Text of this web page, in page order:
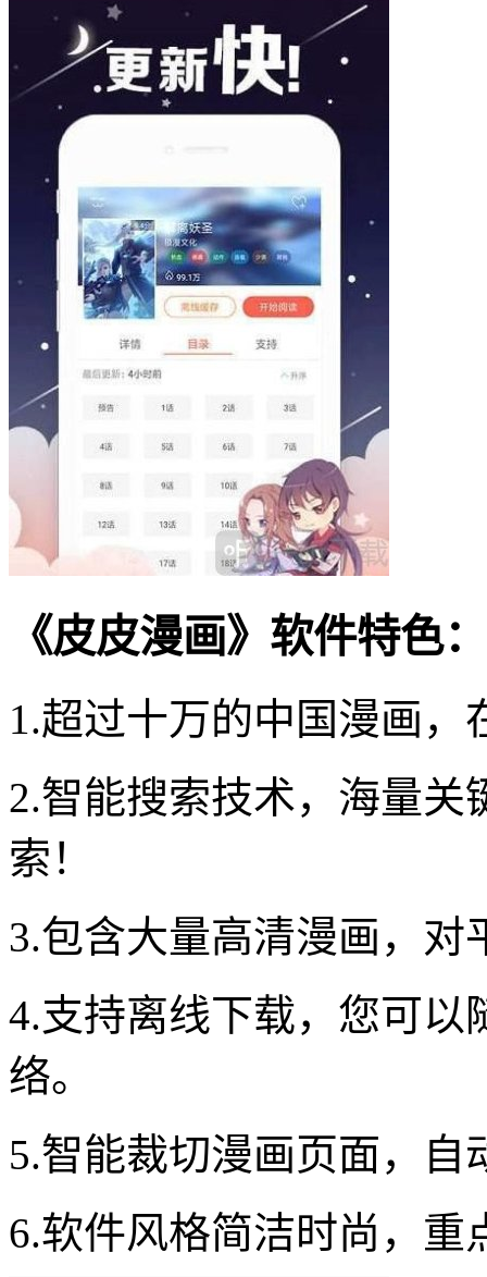
《皮皮漫画》软件特色：
1.超过十万的中国漫画
2.智能搜索技术，海量关
索！
3.包含大量高清漫画，对
4.支持离线下载，您可以
络。
5.智能裁切漫画页面，自
6.软件风格简洁时尚，重